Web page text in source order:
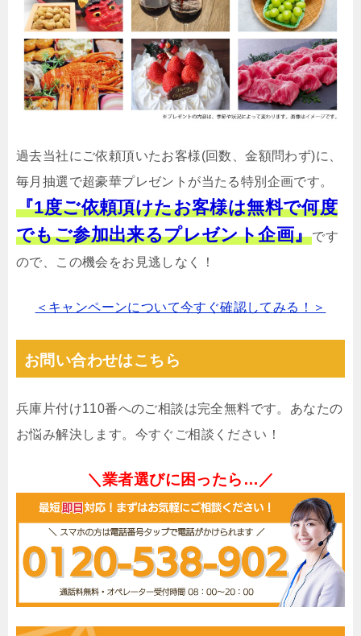
過去当社にご依頼頂いたお客様(回数、金額問わず)に、
毎月抽選で超豪華プレゼントが当たる特別企画です。
『1度ご依頼頂けたお客様は無料で何度
でもご参加出来るプレゼント企画』です
ので、この機会をお見逃しなく！
＜キャンペーンについて今すぐ確認してみる！＞
お問い合わせはこちら
兵庫片付け110番へのご相談は完全無料です。あなたの
お悩み解決します。今すぐご相談ください！
＼業者選びに困ったら…／